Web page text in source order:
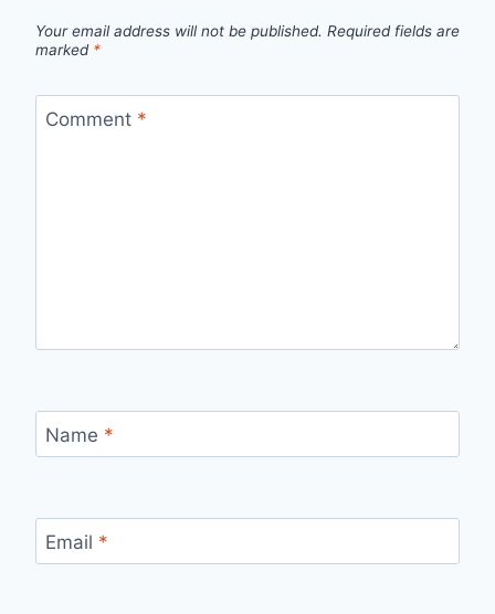
Your email address will not be published. Required fields are
marked *
Comment *
Name *
Email *